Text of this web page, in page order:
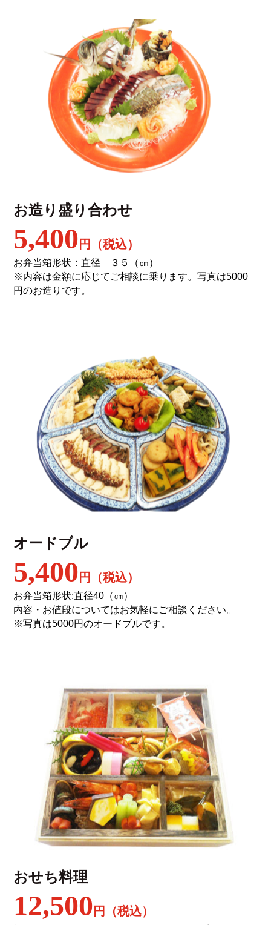
お造り盛り合わせ
5,400 円（税込）
お弁当箱形状：直径 ３５（㎝）
※内容は金額に応じてご相談に乗ります。写真は5000
円のお造りです。
オードブル
5,400 円（税込）
お弁当箱形状:直径40（㎝）
内容・お値段についてはお気軽にご相談ください。
※写真は5000円のオードブルです。
おせち料理
12,500 円（税込）